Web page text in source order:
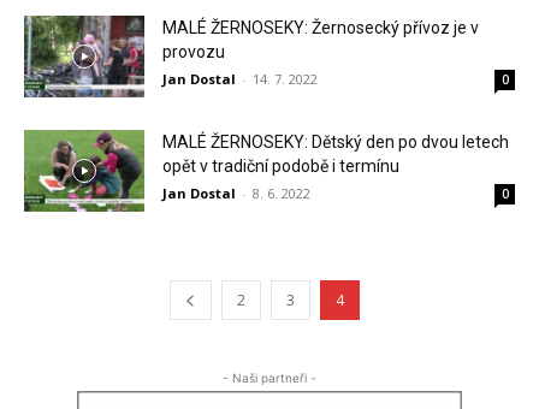
MALÉ ŽERNOSEKY: Žernosecký přívoz je v
provozu
Jan Dostal - 14. 7. 2022 0
MALÉ ŽERNOSEKY: Dětský den po dvou letech
opět v tradiční podobě i termínu
Jan Dostal - 8. 6. 2022 0
2 3 4
- Naši partneři -